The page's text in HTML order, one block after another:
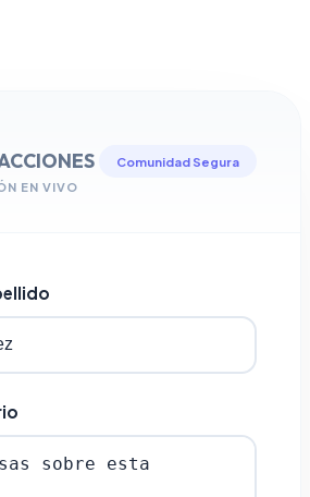
EN VIVO
Comunidad Segura